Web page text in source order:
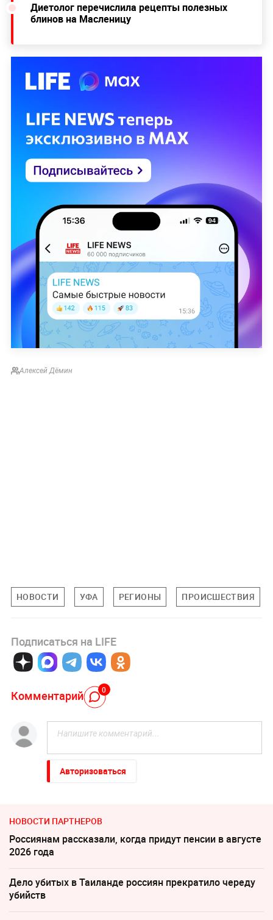
Диетолог перечислила рецепты полезных
блинов на Масленицу
Алексей Дёмин
НОВОСТИ УФА РЕГИОНЫ ПРОИСШЕСТВИЯ
Подписаться на LIFE
Комментарий 0
Авторизоваться
НОВОСТИ ПАРТНЕРОВ
Россиянам рассказали, когда придут пенсии в августе
2026 года
Дело убитых в Таиланде россиян прекратило череду
убийств